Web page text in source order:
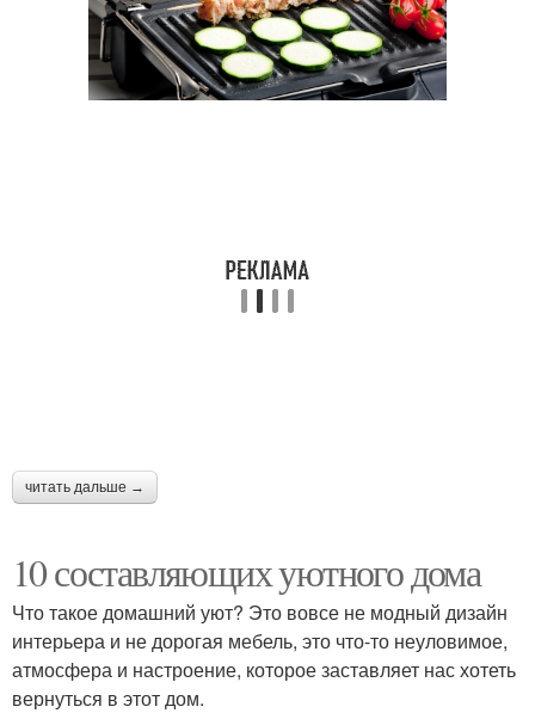
читать дальше →
10 составляющих уютного дома
Что такое домашний уют? Это вовсе не модный дизайн
интерьера и не дорогая мебель, это что-то неуловимое,
атмосфера и настроение, которое заставляет нас хотеть
вернуться в этот дом.